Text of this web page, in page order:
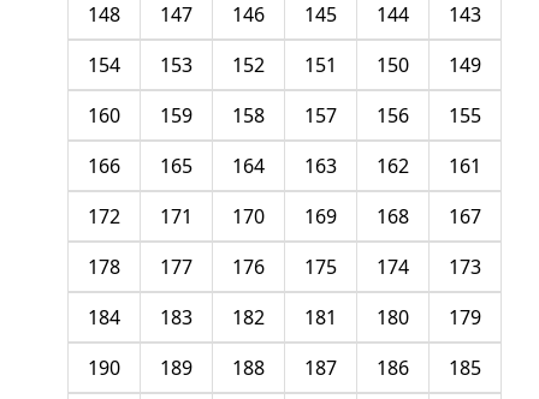
143
144
145
146
147
148
149
150
151
152
153
154
155
156
157
158
159
160
161
162
163
164
165
166
167
168
169
170
171
172
173
174
175
176
177
178
179
180
181
182
183
184
185
186
187
188
189
190